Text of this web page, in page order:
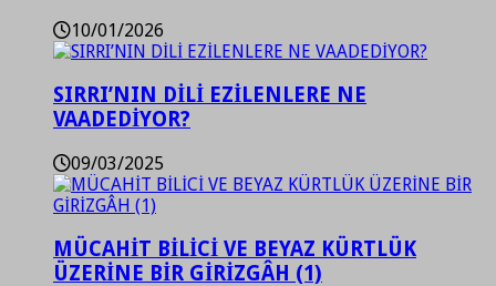
10/01/2026
SIRRI’NIN DİLİ EZİLENLERE NE
VAADEDİYOR?
09/03/2025
MÜCAHİT BİLİCİ VE BEYAZ KÜRTLÜK
ÜZERİNE BİR GİRİZGÂH (1)